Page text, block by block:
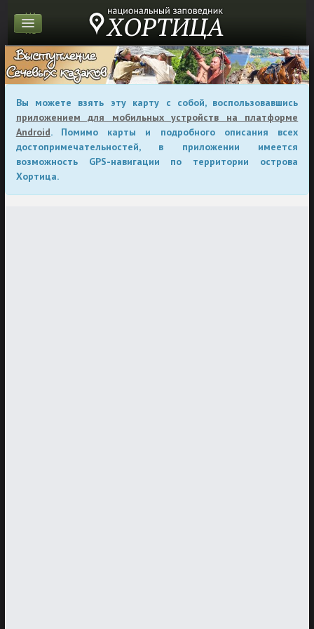
UA
RU
Вы можете взять эту карту с собой, воспользовавшись
приложением для мобильных устройств на платформе
Android. Помимо карты и подробного описания всех
достопримечательностей, в приложении имеется
возможность GPS-навигации по территории острова
Хортица.